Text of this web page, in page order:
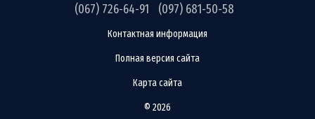
(067) 726-64-91 (097) 681-50-58
Контактная информация
Полная версия сайта
Карта сайта
© 2026